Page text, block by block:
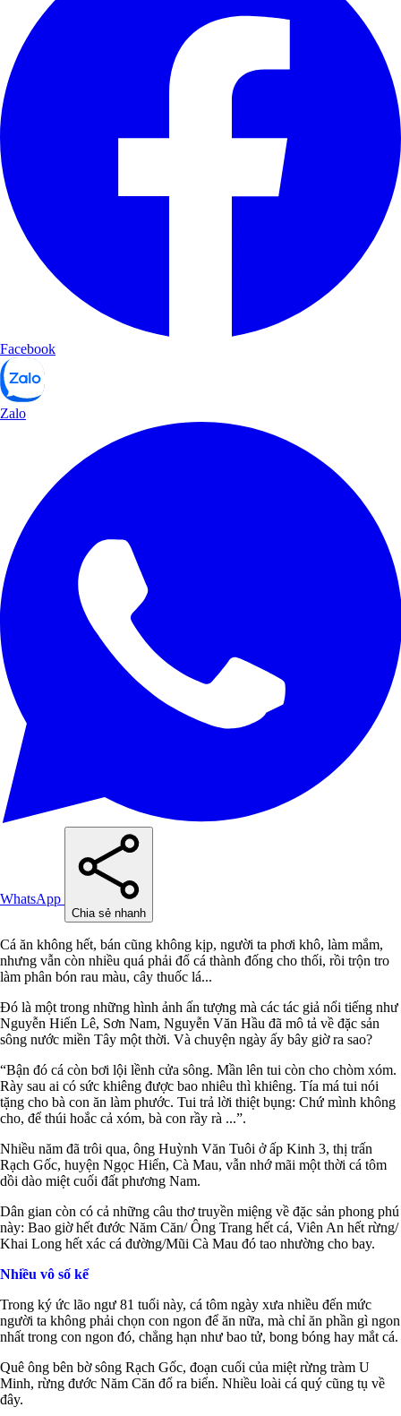
Facebook
Zalo
WhatsApp
Chia sẻ nhanh
Cá ăn không hết, bán cũng không kịp, người ta phơi khô, làm mắm,
nhưng vẫn còn nhiều quá phải đổ cá thành đống cho thối, rồi trộn tro
làm phân bón rau màu, cây thuốc lá...
Đó là một trong những hình ảnh ấn tượng mà các tác giả nổi tiếng như
Nguyễn Hiến Lê, Sơn Nam, Nguyễn Văn Hầu đã mô tả về đặc sản
sông nước miền Tây một thời. Và chuyện ngày ấy bây giờ ra sao?
“Bận đó cá còn bơi lội lềnh cửa sông. Mần lên tui còn cho chòm xóm.
Rày sau ai có sức khiêng được bao nhiêu thì khiêng. Tía má tui nói
tặng cho bà con ăn làm phước. Tui trả lời thiệt bụng: Chứ mình không
cho, để thúi hoắc cả xóm, bà con rầy rà ...”.
Nhiều năm đã trôi qua, ông Huỳnh Văn Tuôi ở ấp Kinh 3, thị trấn
Rạch Gốc, huyện Ngọc Hiển, Cà Mau, vẫn nhớ mãi một thời cá tôm
dồi dào miệt cuối đất phương Nam.
Dân gian còn có cả những câu thơ truyền miệng về đặc sản phong phú
này: Bao giờ hết đước Năm Căn/ Ông Trang hết cá, Viên An hết rừng/
Khai Long hết xác cá đường/Mũi Cà Mau đó tao nhường cho bay.
Nhiều vô số kể
Trong ký ức lão ngư 81 tuổi này, cá tôm ngày xưa nhiều đến mức
người ta không phải chọn con ngon để ăn nữa, mà chỉ ăn phần gì ngon
nhất trong con ngon đó, chẳng hạn như bao tử, bong bóng hay mắt cá.
Quê ông bên bờ sông Rạch Gốc, đoạn cuối của miệt rừng tràm U
Minh, rừng đước Năm Căn đổ ra biển. Nhiều loài cá quý cũng tụ về
đây.